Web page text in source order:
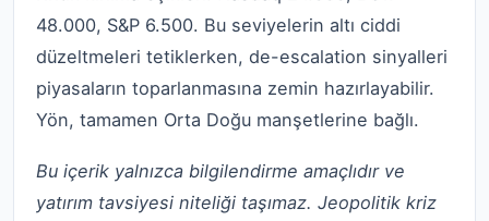
48.000, S&P 6.500. Bu seviyelerin altı ciddi
düzeltmeleri tetiklerken, de-escalation sinyalleri
piyasaların toparlanmasına zemin hazırlayabilir.
Yön, tamamen Orta Doğu manşetlerine bağlı.
Bu içerik yalnızca bilgilendirme amaçlıdır ve
yatırım tavsiyesi niteliği taşımaz. Jeopolitik kriz